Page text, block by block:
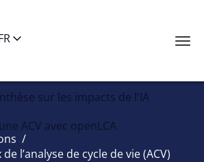
sur les impacts de l'IA
ACV avec openLCA
/
l’analyse de cycle de vie (ACV)
cookies